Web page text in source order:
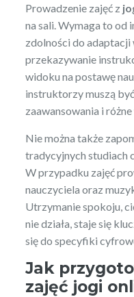
Prowadzenie zajęć z
na sali. Wymaga to od
zdolności do
przekazywanie
widoku na postawę
instruktorzy muszą
zaawansowania i
Nie można także
tradycyjnych studiach
W przypadku zajęć
nauczyciela oraz
Utrzymanie spokoju,
nie działa, staje się
się do specyfiki
Jak
zajęć jogi